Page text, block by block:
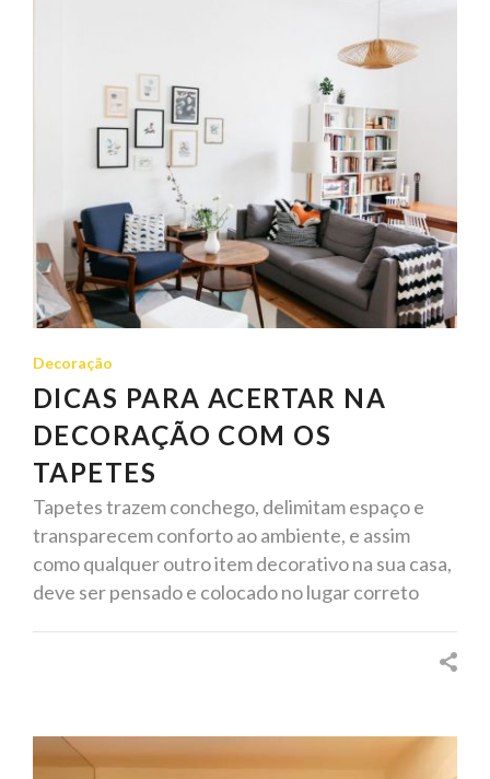
Decoração
DICAS PARA ACERTAR NA
DECORAÇÃO COM OS
TAPETES
Tapetes trazem conchego, delimitam espaço e
transparecem conforto ao ambiente, e assim
como qualquer outro item decorativo na sua casa,
deve ser pensado e colocado no lugar correto